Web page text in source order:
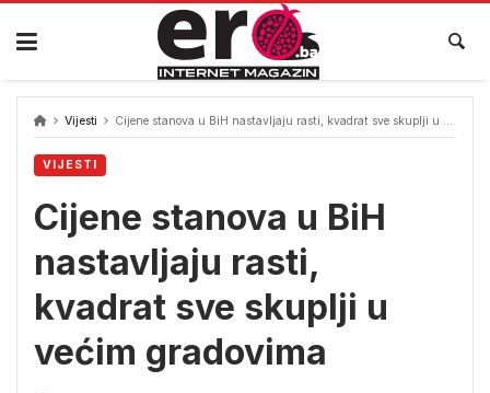
Skip
content
Vijesti Cijene stanova u BiH nastavljaju rasti, kvadrat sve skuplji u većim gradovima
VIJESTI
Cijene stanova u BiH
nastavljaju rasti,
kvadrat sve skuplji u
većim gradovima